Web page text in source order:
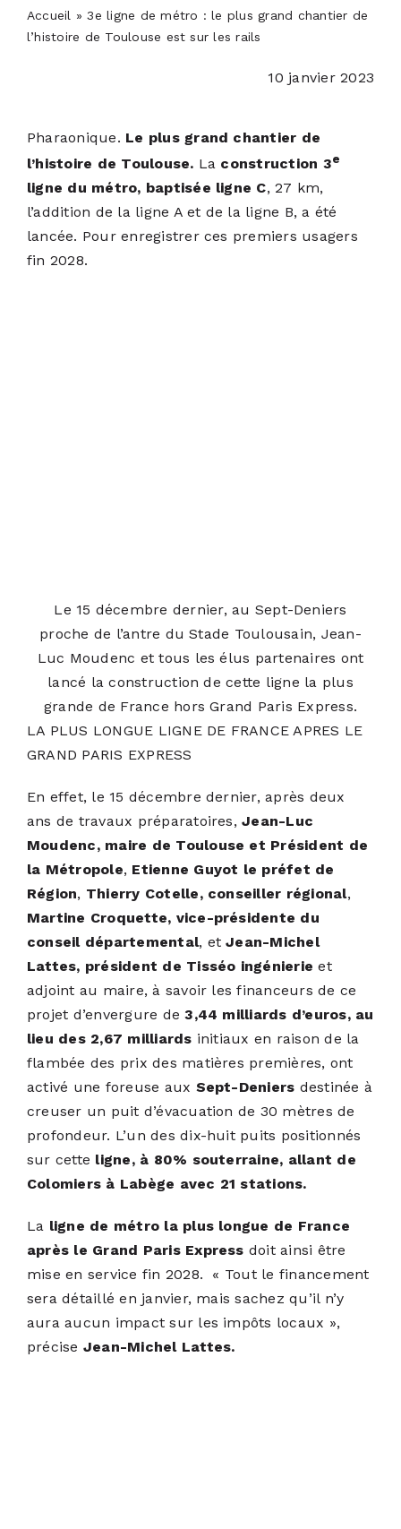
Accueil »3e ligne de métro : le plus grand chantier de
l’histoire de Toulouse est sur les rails
10 janvier 2023
Pharaonique. Le plus grand chantier de
l’histoire de Toulouse. La construction 3e
ligne du métro, baptisée ligne C, 27 km,
l’addition de la ligne A et de la ligne B, a été
lancée. Pour enregistrer ces premiers usagers
fin 2028.
Le 15 décembre dernier, au Sept-Deniers
proche de l’antre du Stade Toulousain, Jean-
Luc Moudenc et tous les élus partenaires ont
lancé la construction de cette ligne la plus
grande de France hors Grand Paris Express.
LA PLUS LONGUE LIGNE DE FRANCE APRES LE
GRAND PARIS EXPRESS
En effet, le 15 décembre dernier, après deux
ans de travaux préparatoires,Jean-Luc
Moudenc, maire de Toulouse et Président de
la Métropole, Etienne Guyot le préfet de
Région, Thierry Cotelle, conseiller régional,
Martine Croquette, vice-présidente du
conseil départemental, etJean-Michel
Lattes, président de Tisséo ingénierie et
adjoint au maire, à savoir les financeurs de ce
projet d’envergure de3,44 milliards d’euros, au
lieu des 2,67 milliards initiaux en raison de la
flambée des prix des matières premières, ont
activé une foreuse aux Sept-Deniers destinée à
creuser un puit d’évacuation de 30 mètres de
profondeur. L’un des dix-huit puits positionnés
sur cette ligne, à 80% souterraine, allant de
Colomiers à Labège avec 21 stations.
La ligne de métro la plus longue de France
après le Grand Paris Express doit ainsi être
mise en service fin 2028. « Tout le financement
sera détaillé en janvier, mais sachez qu’il n’y
aura aucun impact sur les impôts locaux »,
précise Jean-Michel Lattes.
PODCASTS
S’ABONNER
CONTACT